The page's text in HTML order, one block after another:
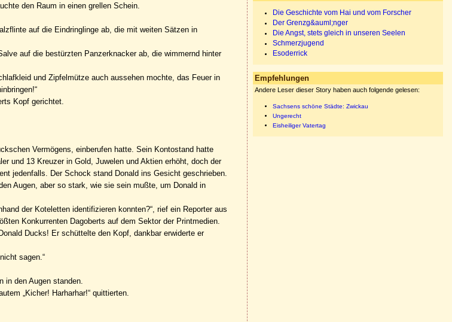
den Raum in einen grellen Schein.
auf die Eindringlinge ab, die mit weiten Sätzen in
auf die bestürzten Panzerknacker ab, die wimmernd hinter
und Zipfelmütze auch aussehen mochte, das Feuer in
Kopf gerichtet.
Vermögens, einberufen hatte. Sein Kontostand hatte
und 13 Kreuzer in Gold, Juwelen und Aktien erhöht, doch der
jedenfalls. Der Schock stand Donald ins Gesicht geschrieben.
Augen, aber so stark, wie sie sein mußte, um Donald in
der Koteletten identifizieren konnten?“, rief ein Reporter aus
Konkurrenten Dagoberts auf dem Sektor der Printmedien.
Ducks! Er schüttelte den Kopf, dankbar erwiderte er
sagen.“
in den Augen standen.
„Kicher! Harharhar!“ quittierten.
Die Geschichte vom Hai und vom Forscher
Der Grenzg&auml;nger
Die Angst, stets gleich in unseren Seelen
Schmerzjugend
Esoderrick
Empfehlungen
Andere Leser dieser Story haben auch folgende gelesen:
Sachsens schöne Städte: Zwickau
Ungerecht
Eisheiliger Vatertag